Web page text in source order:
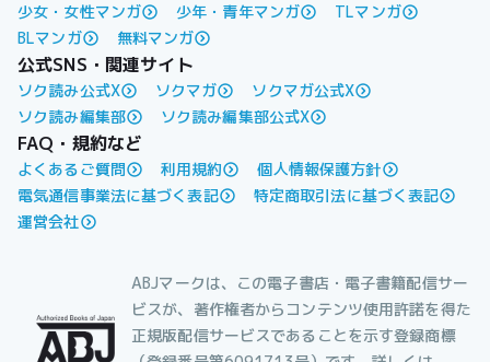
少女・女性マンガ 少年・青年マンガ
TLマンガ
BLマンガ
無料マンガ
公式SNS・関連サイト
ソク読み公式X ソクマガ
ソクマガ公式X
ソク読み編集部
ソク読み編集部公式X
FAQ・規約など
よくあるご質問 利用規約
個人情報保護方針
電気通信事業法に基づく表記
特定商取引法に基づく表記
運営会社
ABJマークは、この電子書店・電子書籍配信サー
ビスが、著作権者からコンテンツ使用許諾を得た
正規版配信サービスであることを示す登録商標